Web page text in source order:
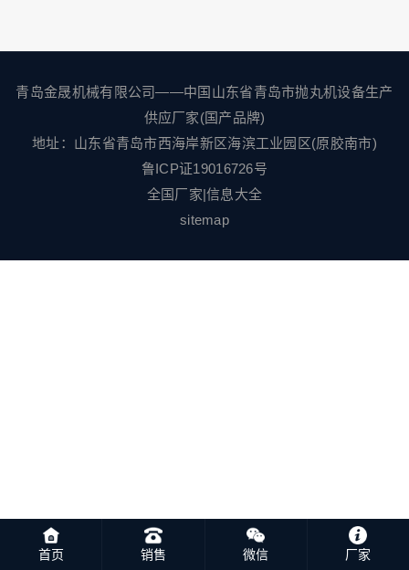
青岛金晟机械有限公司——中国山东省青岛市抛丸机设备生产
供应厂家(国产品牌)
地址：山东省青岛市西海岸新区海滨工业园区(原胶南市)
鲁ICP证19016726号
全国厂家|信息大全
sitemap
首页 销售 微信 厂家